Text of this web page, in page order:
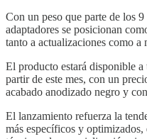
Con un peso que parte de los
adaptadores se posicionan
tanto a actualizaciones como a
El producto estará disponible
partir de este mes, con un
acabado anodizado negro y
El lanzamiento refuerza la
más específicos y